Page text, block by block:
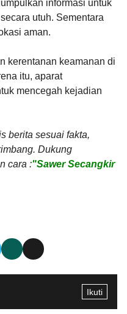
informasi untuk
utuh. Sementara
aman.
kerentanan keamanan di
itu, aparat
mencegah kejadian
berita sesuai fakta,
Dukung
cara :"Sawer Secangkir
Ikuti